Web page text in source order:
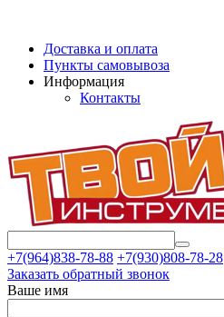
Доставка и оплата
Пункты самовывоза
Информация
Контакты
+7(964)838-78-88 +7(930)808-78-28
Заказать обратный звонок
Ваше имя